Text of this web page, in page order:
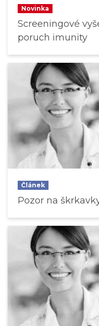
Novinka
Screeningové
poruch imunity
Článek
Pozor na